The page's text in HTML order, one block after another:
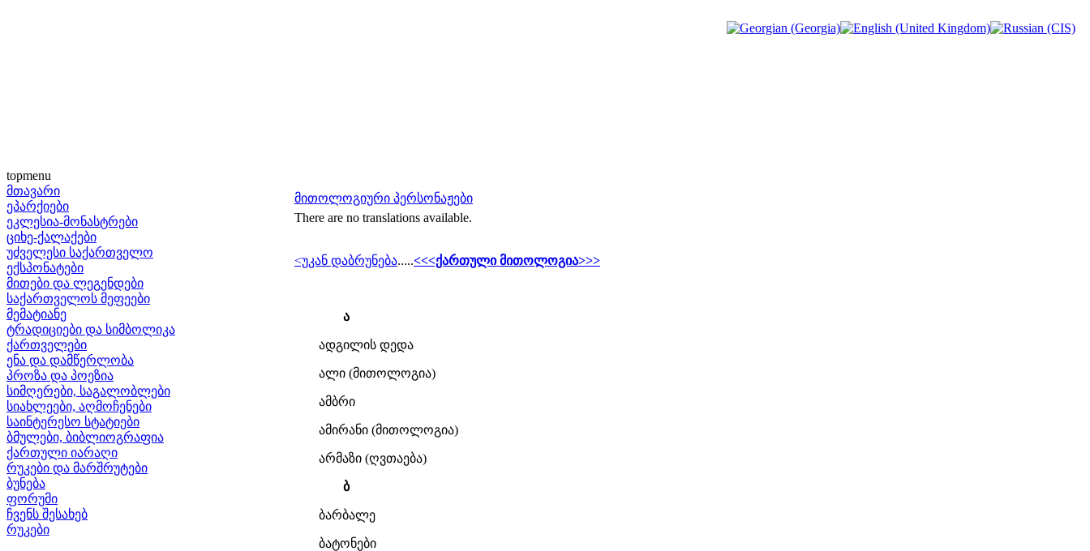
topmenu
მთავარი
ეპარქიები
ეკლესია-მონასტრები
ციხე-ქალაქები
უძველესი საქართველო
ექსპონატები
მითები და ლეგენდები
საქართველოს მეფეები
მემატიანე
ტრადიციები და სიმბოლიკა
ქართველები
ენა და დამწერლობა
პროზა და პოეზია
სიმღერები, საგალობლები
სიახლეები, აღმოჩენები
საინტერესო სტატიები
ბმულები, ბიბლიოგრაფია
ქართული იარაღი
რუკები და მარშრუტები
ბუნება
ფორუმი
ჩვენს შესახებ
რუკები
მითოლოგიური პერსონაჟები
There are no translations available.
<უკან დაბრუნება.....<<<ქართული მითოლოგია>>>
ა
ადგილის დედა
ალი (მითოლოგია)
ამბრი
ამირანი (მითოლოგია)
არმაზი (ღვთაება)
ბ
ბარბალე
ბატონები